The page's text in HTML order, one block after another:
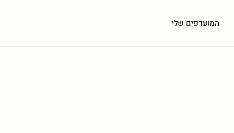
העגלה שלך
המועדפים שלי